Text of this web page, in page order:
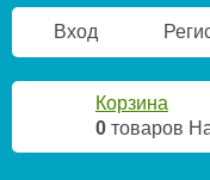
Вход
Корзина
0 товаров